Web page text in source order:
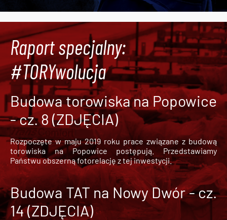
Raport specjalny:
#TORYwolucja
Budowa torowiska na Popowice
- cz. 8 (ZDJĘCIA)
Rozpoczęte w maju 2019 roku prace związane z budową
torowiska na Popowice
postępują. Przedstawiamy
Państwu obszerną fotorelację z tej inwestycji.
Budowa TAT na Nowy Dwór - cz.
14 (ZDJĘCIA)